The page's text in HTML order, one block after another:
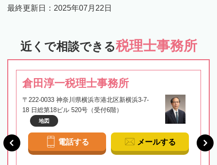
最終更新日： 2025年07月22日
近くで相談できる税理士事務所
倉田淳一税理士事務所
〒222-0033 神奈川県横浜市港北区新横浜3-7-
18 日総第18ビル 520号（受付6階）
地図
電話する メールする